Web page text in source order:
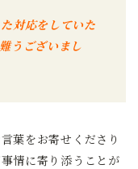
対応をしていた
うございまし
葉をお寄せくださり
情に寄り添うことが